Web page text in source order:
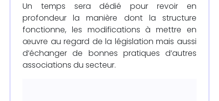
Un temps sera dédié pour revoir en
profondeur la manière dont la structure
fonctionne, les modifications à mettre en
œuvre au regard de la législation mais aussi
d’échanger de bonnes pratiques d’autres
associations du secteur.